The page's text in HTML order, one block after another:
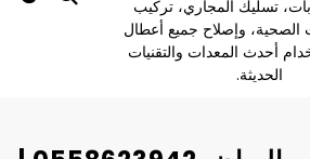
تسليك المجاري، تركيب
الصحية، وإصلاح جميع أعطال
أحدث المعدات والتقنيات
الحديثة.